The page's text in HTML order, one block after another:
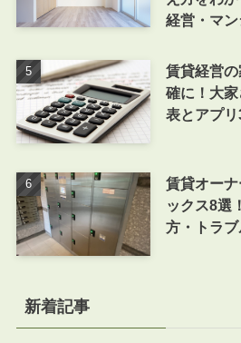
経営・マ
賃貸経営
確に！大
表とアプリ
賃貸オー
ックス8選
方・トラブ
新着記事